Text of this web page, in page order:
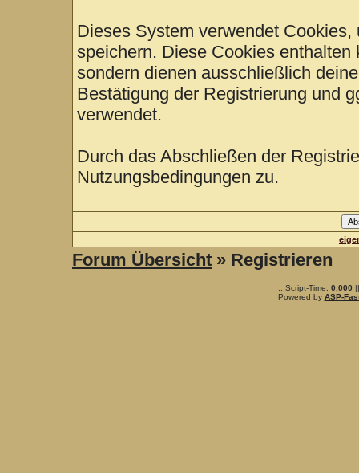
Dieses System verwendet
speichern. Diese Cookies
sondern dienen ausschließlich
Bestätigung der Registrierung und
verwendet.
Durch das Abschließen der
Nutzungsbedingungen zu.
Forum Übersicht » Registrieren
.: Script-Time: 0,000
Powered by ASP-